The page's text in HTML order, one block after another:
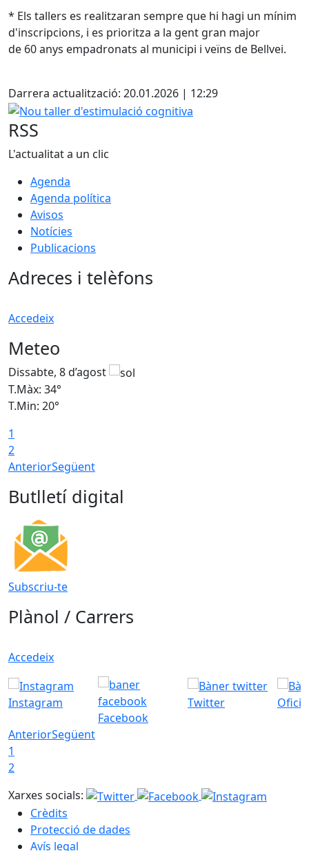
* Els tallers es realitzaran sempre que hi hagi un mínim
d'inscripcions, i es prioritza a la gent gran major
de 60 anys empadronats al municipi i veïns de Bellvei.
Darrera actualització: 20.01.2026 | 12:29
Nou taller d'estimulació cognitiva
RSS
L'actualitat a un clic
Agenda
Agenda política
Avisos
Notícies
Publicacions
Adreces i telèfons
Accedeix
Meteo
Dissabte, 8 d’agost
T.Màx: 34°
T.Min: 20°
1
2
AnteriorSegüent
Butlletí digital
Subscriu-te
Plànol / Carrers
Accedeix
Instagram
Facebook
Twitter
AnteriorSegüent
1
2
Xarxes socials:
Crèdits
Protecció de dades
Avís legal